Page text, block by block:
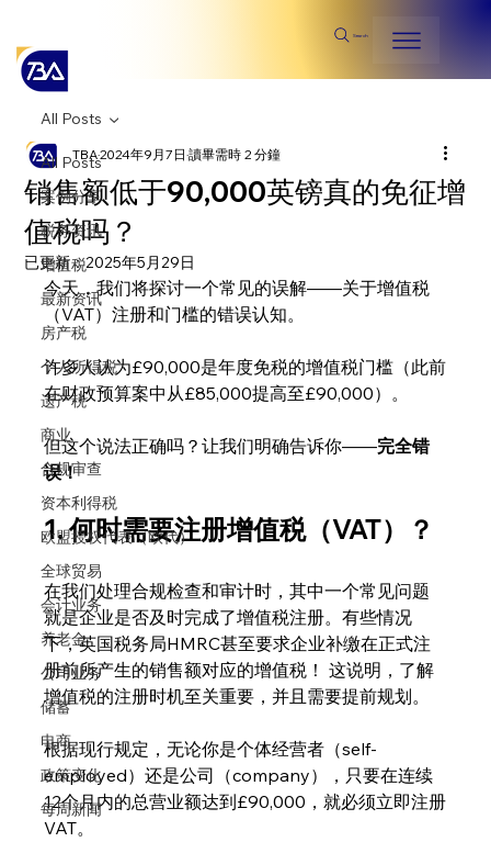
Search
All Posts
案例分享
税务资讯
增值税
最新资讯
房产税
个人所得税
遗产税
商业
合规审查
资本利得税
欧盟授权代表（欧代）
全球贸易
会计业务
养老金
公司业务
储蓄
电商
政策变化
每周新闻
All Posts
销售额低于90,000英镑真的免征增
值税吗？
TBA2024年9月7日讀畢需時 2 分鐘
已更新：2025年5月29日
今天，我们将探讨一个常见的误解——关于增值税
（VAT）注册和门槛的错误认知。
许多人认为£90,000是年度免税的增值税门槛（此前
在财政预算案中从£85,000提高至£90,000）。
但这个说法正确吗？让我们明确告诉你——完全错
误！
1. 何时需要注册增值税（VAT）？
在我们处理合规检查和审计时，其中一个常见问题
就是企业是否及时完成了增值税注册。有些情况
下，英国税务局HMRC甚至要求企业补缴在正式注
册前所产生的销售额对应的增值税！ 这说明，了解
增值税的注册时机至关重要，并且需要提前规划。
根据现行规定，无论你是个体经营者（self-
employed）还是公司（company），只要在连续
12个月内的总营业额达到£90,000，就必须立即注册
VAT。